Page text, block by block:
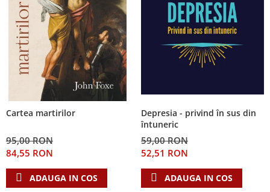
Cartea martirilor
95,00 RON
84,55 RON
ADAUGA IN COS
Depresia - privind în sus din
întuneric
59,00 RON
52,51 RON
ADAUGA IN COS